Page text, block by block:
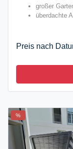
großer
überdachte
Preis nach
%